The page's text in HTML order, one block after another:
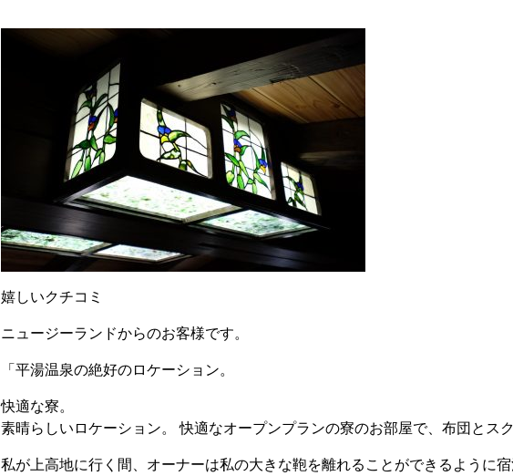
嬉しいクチコミ
ニュージーランドからのお客様です。
「平湯温泉の絶好のロケーション。
快適な寮。
素晴らしいロケーション。 快適なオープンプランの寮のお部屋で、布団とス
私が上高地に行く間、オーナーは私の大きな鞄を離れることができるように宿